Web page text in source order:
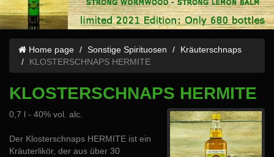
Home page Sonstige Spirituosen
Kräuterschnaps
KLOSTERSCHNAPS HERMITE
KLOSTERSCHNAPS HERMITE
0,7 l - 40% vol. alc.
Der Klosterschnaps HERMITE ist ein
Kräuterlikör, der aus über 30